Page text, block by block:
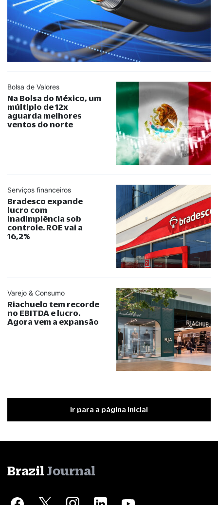
Bolsa de Valores
Na Bolsa do México, um
múltiplo de 12x
aguarda melhores
ventos do norte
Serviços financeiros
Bradesco expande
lucro com
inadimplência sob
controle. ROE vai a
16,2%
Varejo & Consumo
Riachuelo tem recorde
no EBITDA e lucro.
Agora vem a expansão
Ir para a página inicial
Brazil Journal